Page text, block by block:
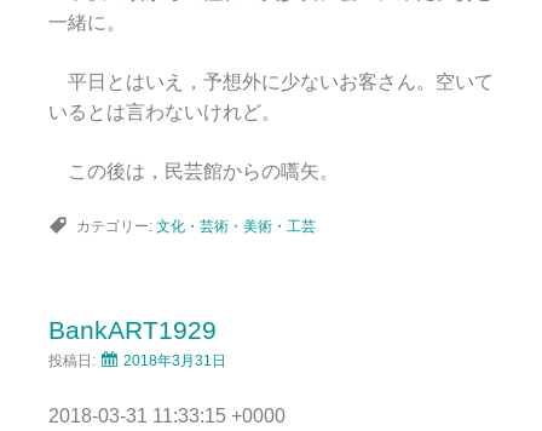
一緒に。
平日とはいえ，予想外に少ないお客さん。空いて
いるとは言わないけれど。
この後は，民芸館からの嚆矢。
カテゴリー: 文化・芸術・美術・工芸
BankART1929
投稿日: 2018年3月31日
2018-03-31 11:33:15 +0000